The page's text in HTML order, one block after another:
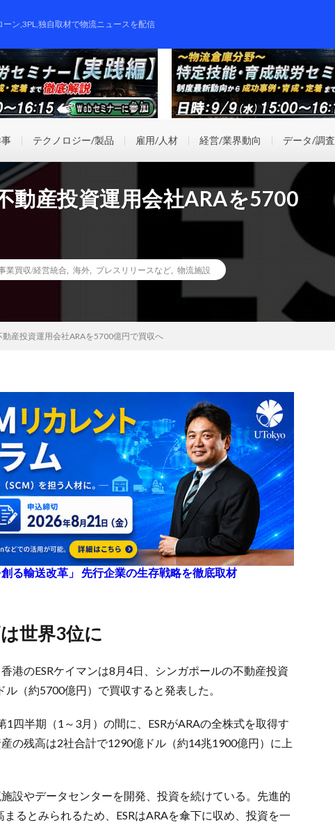
ン,3PL,独自取材で物流ニュースを配信
テクノロジー/製品 雇用/人材 経営/業界動向 データ/調査
動産投資運用会社ARAを5700
業買収/経営統合 海外 プレスリリースなど 物流施設
動産投資運用会社ARAを5700億円で買収へ
る輸送改革」 先行企業の生存戦略を徹底取材
は世界3位に
港のESRケイマンは8月4日、シンガポールの不動産投資
（約5700億円）で買収すると発表した。
四半期（1～3月）の間に、ESRがARAの全株式を取得す
の残高は2社合計で1290億ドル（約14兆1900億円）に上
設やデータセンターを開発、投資を続けている。先進的
るとみられるため、ESRはARAを傘下に収め、投資を一